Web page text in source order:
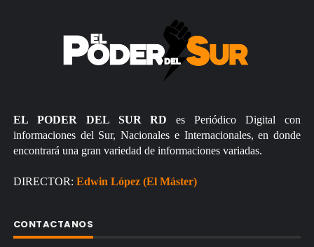
EL PODER DEL SUR RD es Periódico Digital con
informaciones del Sur, Nacionales e Internacionales, en donde
encontrará una gran variedad de informaciones variadas.
DIRECTOR: Edwin López (El Máster)
CONTACTANOS